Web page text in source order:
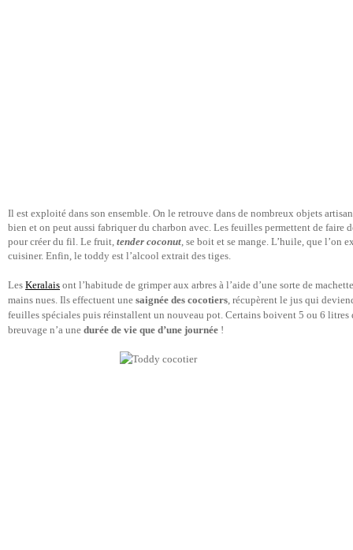
Il est exploité dans son ensemble. On le retrouve dans de nombreux objets
bien et on peut aussi fabriquer du charbon avec. Les feuilles permettent de faire
pour créer du fil. Le fruit, tender coconut , se boit et se mange. L’huile, que l’on
cuisiner. Enfin, le toddy est l’alcool extrait des tiges.
Les Keralais ont l’habitude de grimper aux arbres à l’aide d’une sorte de
mains nues. Ils effectuent une saignée des cocotiers , récupèrent le jus qui
feuilles spéciales puis réinstallent un nouveau pot. Certains boivent 5 ou 6
breuvage n’a une durée de vie que d’une journée !